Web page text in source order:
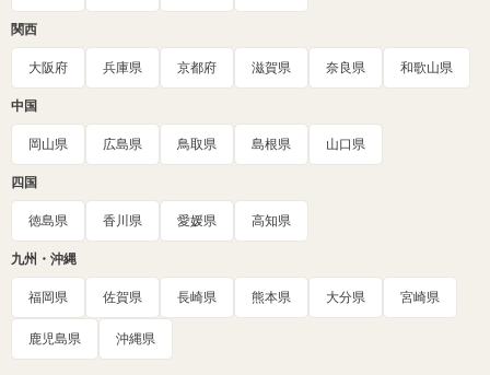
関西
大阪府 兵庫県 京都府 滋賀県 奈良県 和歌山県
中国
岡山県 広島県 鳥取県 島根県 山口県
四国
徳島県 香川県 愛媛県 高知県
九州・沖縄
福岡県 佐賀県 長崎県 熊本県 大分県 宮崎県
鹿児島県 沖縄県